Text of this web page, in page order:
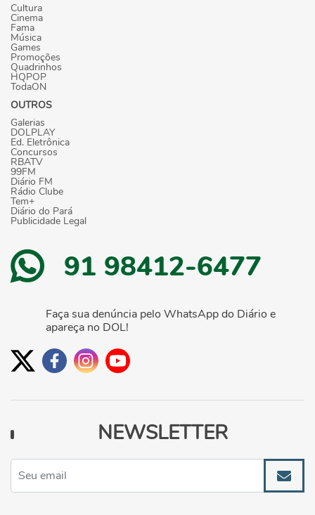
Cultura
Cinema
Fama
Música
Games
Promoções
Quadrinhos
HQPOP
TodaON
OUTROS
Galerias
DOLPLAY
Ed. Eletrônica
Concursos
RBATV
99FM
Diário FM
Rádio Clube
Tem+
Diário do Pará
Publicidade Legal
91 98412-6477
Faça sua denúncia pelo WhatsApp do Diário e
apareça no DOL!
NEWSLETTER